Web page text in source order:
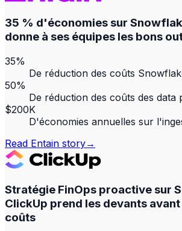
35 % d'économies sur
donne à ses équipes les bons
35%
De réduction des coûts
50%
De réduction des coûts des data
$200K
D'économies annuelles sur
Read Entain story→
Stratégie FinOps proactive sur
ClickUp prend les devants
coûts